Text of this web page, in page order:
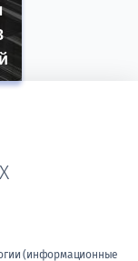
(информационные